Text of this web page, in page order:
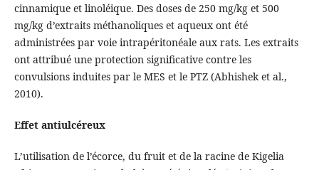
cinnamique et linoléique. Des doses de 250 mg/kg et 500
mg/kg d’extraits méthanoliques et aqueux ont été
administrées par voie intrapéritonéale aux rats. Les extraits
ont attribué une protection significative contre les
convulsions induites par le MES et le PTZ (Abhishek et al.,
2010).
Effet antiulcéreux
L’utilisation de l’écorce, du fruit et de la racine de Kigelia